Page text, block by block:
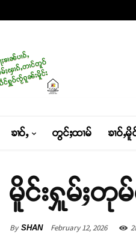
ၶၢဝ်ႇ တွင်ႈထၢမ် ၶၢဝ်ႇ
မိူင်းႁူမ်ႈတု
By SHAN February 12, 2026